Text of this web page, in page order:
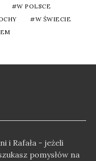
W POLSCE
W ŚWIECIE
i Rafała - jeżeli
pomysłów na